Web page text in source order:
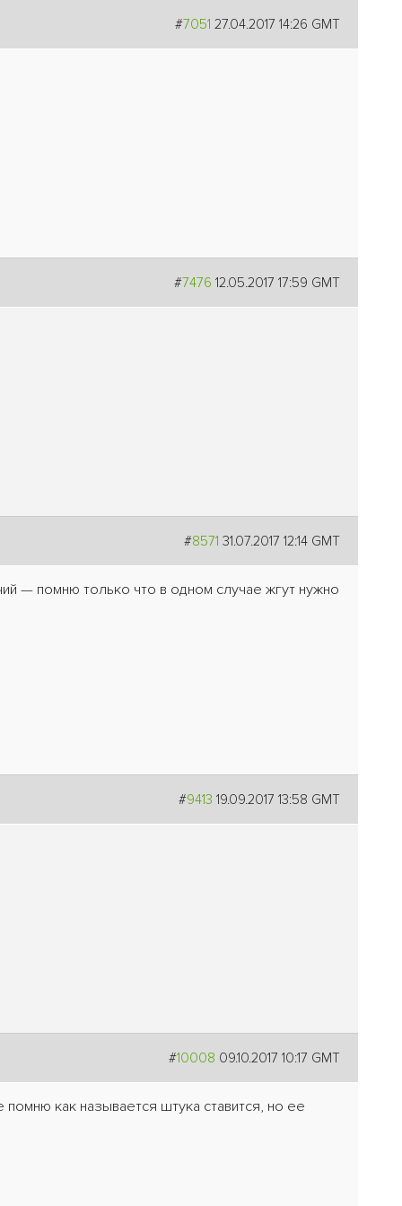
#7051 27.04.2017 14:26 GMT
#7476 12.05.2017 17:59 GMT
#8571 31.07.2017 12:14 GMT
— помню только что в одном случае жгут нужно
#9413 19.09.2017 13:58 GMT
#10008 09.10.2017 10:17 GMT
как называется штука ставится, но ее